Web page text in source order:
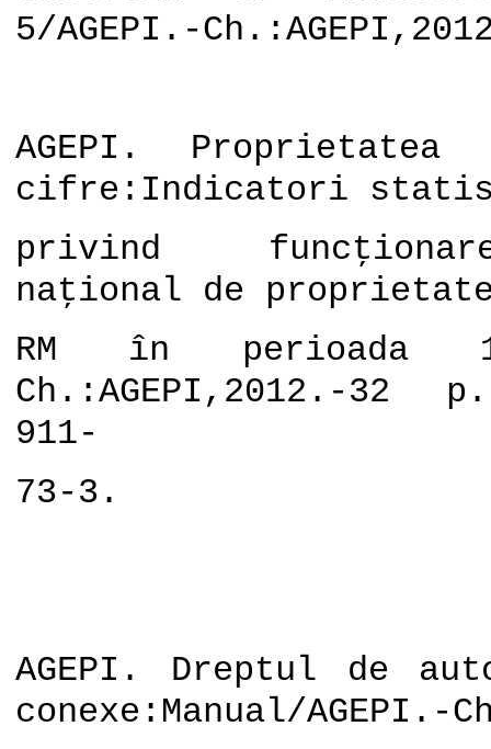
5/AGEPI.-
AGEPI.
cifre:Indicatori
privind
naţional de
RM în perioada
Ch.:AGEPI,2012.-32
911-
73-3.
AGEPI. Dreptul de
conexe:Manual/AGEPI.-